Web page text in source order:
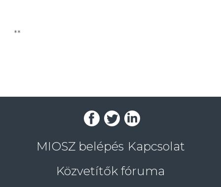
**
MIOSZ belépés Kapcsolat
Közvetítők fóruma